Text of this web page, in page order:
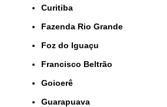
Curitiba
Fazenda Rio Grande
Foz do Iguaçu
Francisco Beltrão
Goioerê
Guarapuava